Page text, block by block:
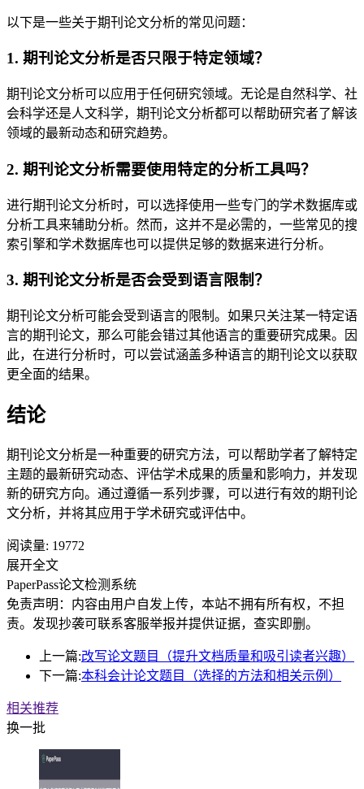
以下是一些关于期刊论文分析的常见问题：
1. 期刊论文分析是否只限于特定领域？
期刊论文分析可以应用于任何研究领域。无论是自然科学、社
会科学还是人文科学，期刊论文分析都可以帮助研究者了解该
领域的最新动态和研究趋势。
2. 期刊论文分析需要使用特定的分析工具吗？
进行期刊论文分析时，可以选择使用一些专门的学术数据库或
分析工具来辅助分析。然而，这并不是必需的，一些常见的搜
索引擎和学术数据库也可以提供足够的数据来进行分析。
3. 期刊论文分析是否会受到语言限制？
期刊论文分析可能会受到语言的限制。如果只关注某一特定语
言的期刊论文，那么可能会错过其他语言的重要研究成果。因
此，在进行分析时，可以尝试涵盖多种语言的期刊论文以获取
更全面的结果。
结论
期刊论文分析是一种重要的研究方法，可以帮助学者了解特定
主题的最新研究动态、评估学术成果的质量和影响力，并发现
新的研究方向。通过遵循一系列步骤，可以进行有效的期刊论
文分析，并将其应用于学术研究或评估中。
阅读量: 19772
展开全文
PaperPass论文检测系统
免责声明：内容由用户自发上传，本站不拥有所有权，不担
责。发现抄袭可联系客服举报并提供证据，查实即删。
上一篇:改写论文题目（提升文档质量和吸引读者兴趣）
下一篇:本科会计论文题目（选择的方法和相关示例）
相关推荐
换一批